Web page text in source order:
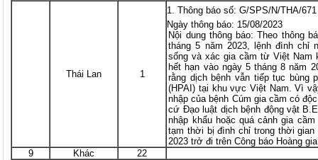
Thái Lan 1
Thông báo số: G/SPS/N/THA/671
Ngày thông báo: 15/08/2023
Nội dung thông báo: Theo thông
tháng 5 năm 2023, lệnh đình chỉ
sống và xác gia cầm từ Việt Nam
hết hạn vào ngày 5 tháng 8 năm
rằng dịch bệnh vẫn tiếp tục bùng
(HPAI) tại khu vực Việt Nam. Vì
nhập của bệnh Cúm gia cầm có
cứ Đạo luật dịch bệnh động vật
nhập khẩu hoặc quá cảnh gia
tạm thời bị đình chỉ trong thời
2023 trở đi trên Công báo Hoàng
9
Khác 22